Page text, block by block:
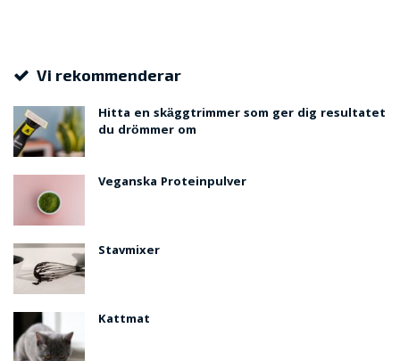
Vi rekommenderar
Hitta en skäggtrimmer som ger dig resultatet
du drömmer om​
Veganska Proteinpulver
Stavmixer
Kattmat